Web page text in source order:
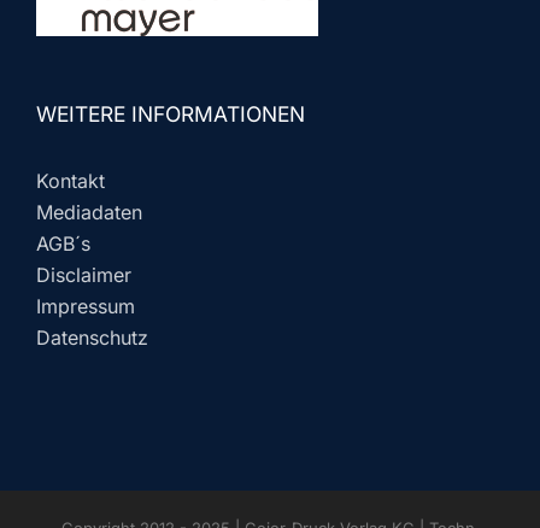
WEITERE INFORMATIONEN
Kontakt
Mediadaten
AGB´s
Disclaimer
Impressum
Datenschutz